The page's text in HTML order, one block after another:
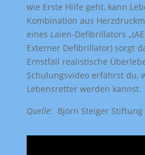
wie Erste Hilfe geht, kann
Kombination aus
eines Laien-Defibrillators
Externer Defibrillator) sorgt
Ernstfall realistische
Schulungsvideo erfährst du,
Lebensretter werden kannst.
Quelle: Björn Steiger Stiftung